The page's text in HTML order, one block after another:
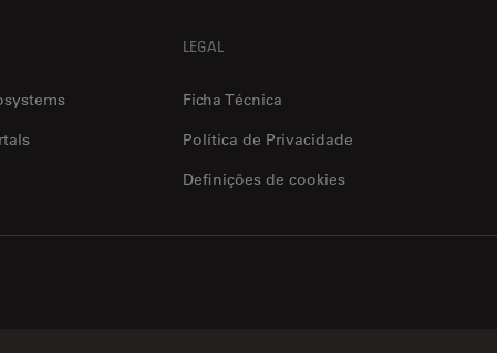
LEGAL
Ficha Técnica
Política de Privacidade
Definições de cookies